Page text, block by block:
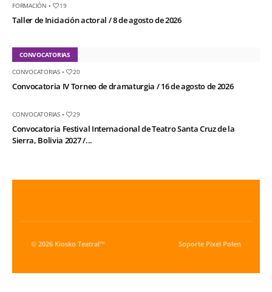
FORMACIÓN • 19
Taller de Iniciación actoral / 8 de agosto de 2026
CONVOCATORIAS
CONVOCATORIAS• 20
Convocatoria IV Torneo de dramaturgia / 16 de agosto de 2026
CONVOCATORIAS• 29
Convocatoria Festival Internacional de Teatro Santa Cruz de la
Sierra, Bolivia 2027 /...
© 2026 Kiosko Teatral™ Soporte Pixel Polen